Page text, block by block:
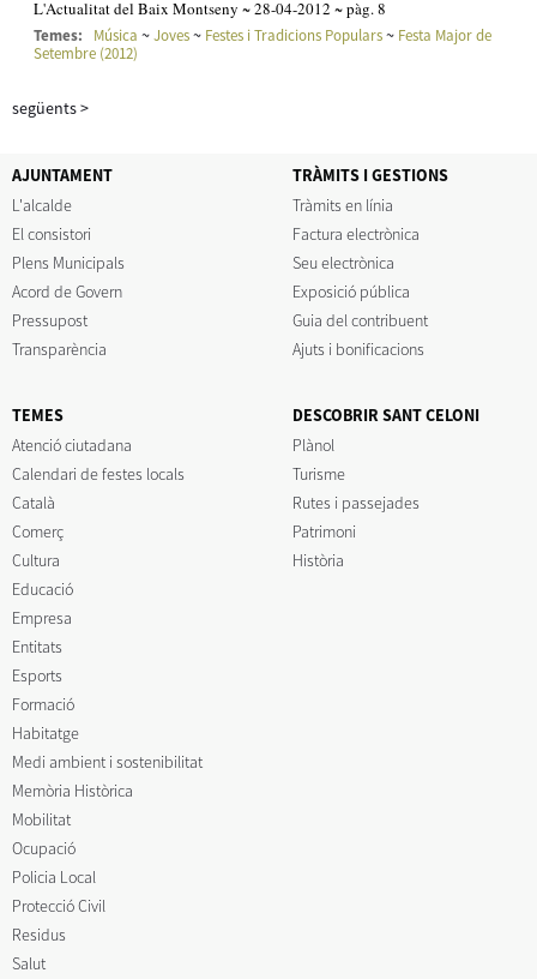
L'Actualitat del Baix Montseny ~ 28-04-2012 ~ pàg. 8
Temes: Música ~Joves~ Festes i Tradicions Populars~ Festa Major de
Setembre (2012)
següents>
AJUNTAMENT
L'alcalde
El consistori
Plens Municipals
Acord de Govern
Pressupost
Transparència
TRÀMITS I GESTIONS
Tràmits en línia
Factura electrònica
Seu electrònica
Exposició pública
Guia del contribuent
Ajuts i bonificacions
TEMES
Atenció ciutadana
Calendari de festes locals
Català
Comerç
Cultura
Educació
Empresa
Entitats
Esports
Formació
Habitatge
Medi ambient i sostenibilitat
Memòria Històrica
Mobilitat
Ocupació
Policia Local
Protecció Civil
Residus
Salut
DESCOBRIR SANT CELONI
Plànol
Turisme
Rutes i passejades
Patrimoni
Història